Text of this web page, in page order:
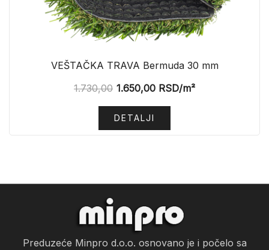
VEŠTAČKA TRAVA Bermuda 30 mm
1.730,00 1.650,00 RSD/m²
DETALJI
Preduzeće Minpro d.o.o. osnovano je i počelo sa